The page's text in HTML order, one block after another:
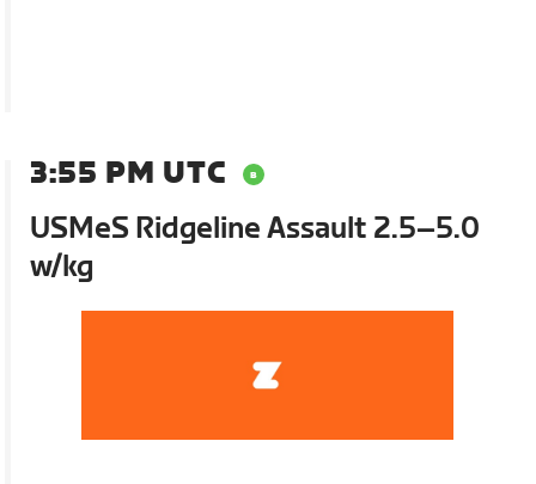
3:55 PM UTC
USMeS Ridgeline Assault 2.5–5.0
w/kg